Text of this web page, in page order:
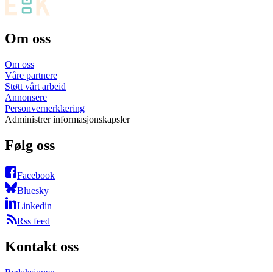
Om oss
Om oss
Våre partnere
Støtt vårt arbeid
Annonsere
Personvernerklæring
Administrer informasjonskapsler
Følg oss
Facebook
Bluesky
Linkedin
Rss feed
Kontakt oss